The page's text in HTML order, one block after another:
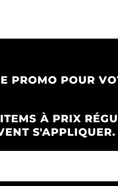
PROMO POUR
À PRIX
S'APPLIQUER.